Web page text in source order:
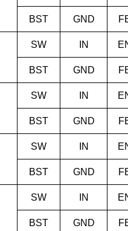
BST
GND
SW IN
BST
GND
SW IN
BST
GND
SW IN
BST
GND
SW IN
BST
GND